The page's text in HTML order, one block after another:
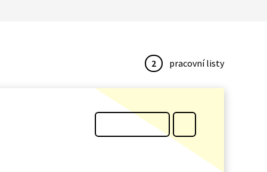
2 pracovní listy